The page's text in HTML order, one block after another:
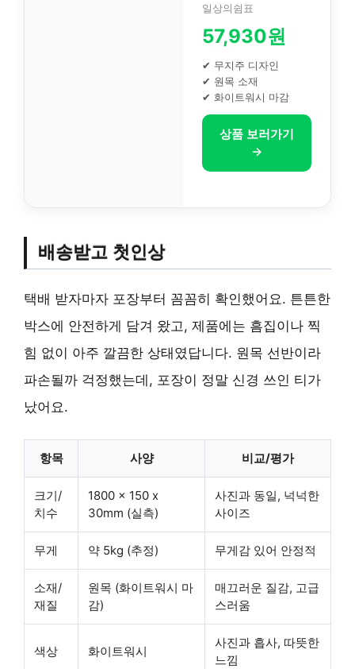
일상의쉼표
57,930원
✔ 무지주 디자인
✔ 원목 소재
✔ 화이트워시 마감
상품 보러가기
→
배송받고 첫인상
택배 받자마자 포장부터 꼼꼼히 확인했어요. 튼튼한
박스에 안전하게 담겨 왔고, 제품에는 흠집이나 찍
힘 없이 아주 깔끔한 상태였답니다. 원목 선반이라
파손될까 걱정했는데, 포장이 정말 신경 쓰인 티가
났어요.
항목 사양 비교/평가
크기/
치수
1800 x 150 x
30mm (실측)
사진과 동일, 넉넉한
사이즈
무게 약 5kg (추정) 무게감 있어 안정적
소재/
재질
원목 (화이트워시 마
감)
매끄러운 질감, 고급
스러움
색상 화이트워시
사진과 흡사, 따뜻한
느낌